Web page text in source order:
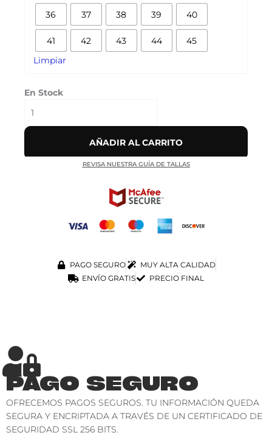
36 37 38 39 40
41 42 43 44 45
Limpiar
En Stock
CLEAR
ROJAS
cantidad
AÑADIR AL CARRITO
REVISA NUESTRA GUÍA DE TALLAS
PAGO SEGURO
MUY ALTA CALIDAD
ENVÍO GRATIS
PRECIO FINAL
PAGO SEGURO
OFRECEMOS PAGOS SEGUROS. TU INFORMACIÓN QUEDA
SEGURA Y ENCRIPTADA A TRAVÉS DE UN CERTIFICADO DE
SEGURIDAD SSL 256 BITS.